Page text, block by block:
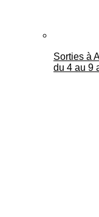
Sorties à
du 4 au 9